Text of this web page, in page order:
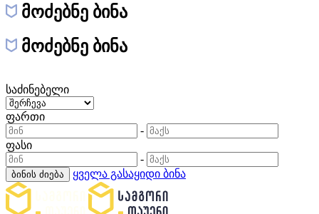
მოძებნე ბინა
მოძებნე ბინა
საძინებელი
ფართი
-
ფასი
-
ბინის ძიება ყველა გასაყიდი ბინა